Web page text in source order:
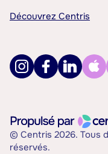
Découvrez Centris
© Centris 2026. Tous
réservés.